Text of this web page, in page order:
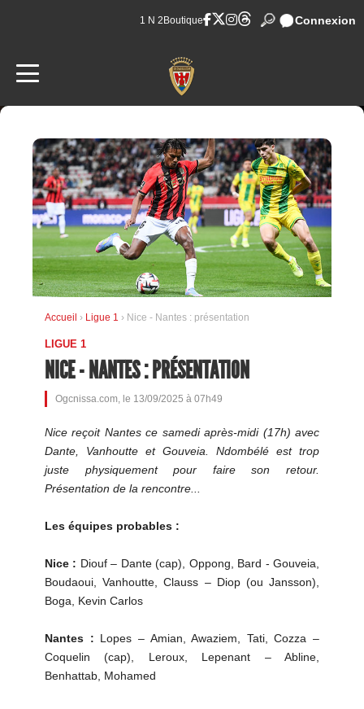
1 N 2 Boutique Connexion
Accueil › Ligue 1 › Nice - Nantes : présentation
LIGUE 1
NICE - NANTES : PRÉSENTATION
Ogcnissa.com, le 13/09/2025 à 07h49
Nice reçoit Nantes ce samedi après-midi (17h) avec
Dante, Vanhoutte et Gouveia. Ndombélé est trop
juste physiquement pour faire son retour.
Présentation de la rencontre...
Les équipes probables :
Nice : Diouf – Dante (cap), Oppong, Bard - Gouveia,
Boudaoui, Vanhoutte, Clauss – Diop (ou Jansson),
Boga, Kevin Carlos
Nantes : Lopes – Amian, Awaziem, Tati, Cozza –
Coquelin (cap), Leroux, Lepenant – Abline,
Benhattab, Mohamed